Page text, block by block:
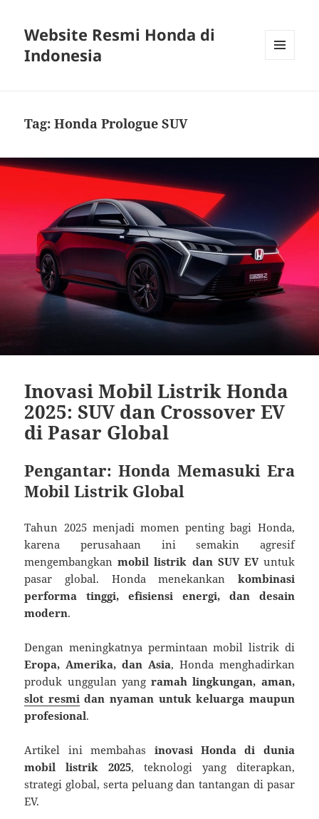
Website Resmi Honda di
Indonesia
Tag:Honda Prologue SUV
Inovasi Mobil Listrik Honda
2025: SUV dan Crossover EV
di Pasar Global
Pengantar: Honda Memasuki Era
Mobil Listrik Global
Tahun 2025 menjadi momen penting bagi Honda,
karena perusahaan ini semakin agresif
mengembangkanmobil listrik dan SUV EVuntuk
pasar global. Honda menekankan kombinasi
performa tinggi, efisiensi energi, dan desain
modern.
Dengan meningkatnya permintaan mobil listrik di
Eropa, Amerika, dan Asia, Honda menghadirkan
produk unggulan yangramah lingkungan, aman,
slot resmi dan nyaman untuk keluarga maupun
profesional.
Artikel ini membahas inovasi Honda di dunia
mobil listrik 2025, teknologi yang diterapkan,
strategi global, serta peluang dan tantangan di pasar
EV.